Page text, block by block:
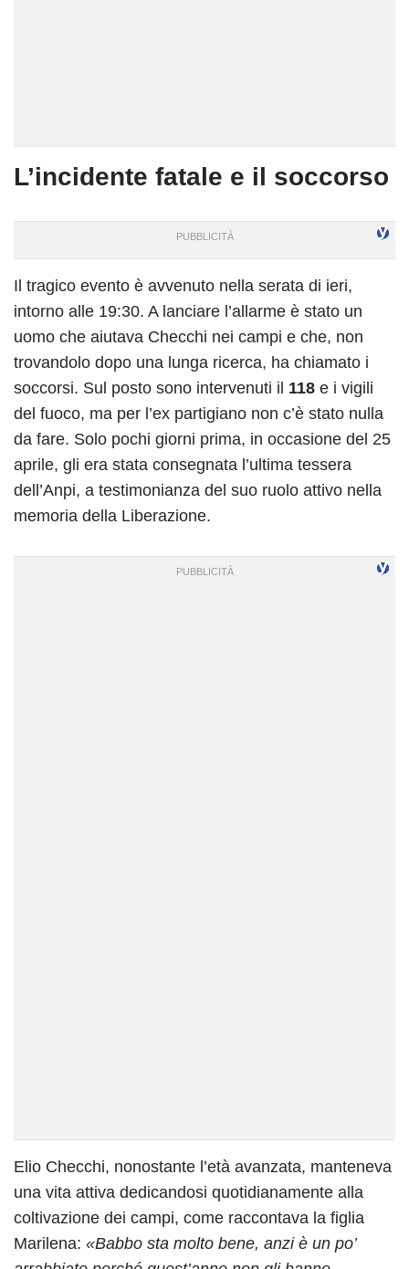
L’incidente fatale e il soccorso
Il tragico evento è avvenuto nella serata di ieri,
intorno alle 19:30. A lanciare l’allarme è stato un
uomo che aiutava Checchi nei campi e che, non
trovandolo dopo una lunga ricerca, ha chiamato i
soccorsi. Sul posto sono intervenuti il 118 e i vigili
del fuoco, ma per l’ex partigiano non c’è stato nulla
da fare. Solo pochi giorni prima, in occasione del 25
aprile, gli era stata consegnata l’ultima tessera
dell’Anpi, a testimonianza del suo ruolo attivo nella
memoria della Liberazione.
Elio Checchi, nonostante l’età avanzata, manteneva
una vita attiva dedicandosi quotidianamente alla
coltivazione dei campi, come raccontava la figlia
Marilena: «Babbo sta molto bene, anzi è un po’